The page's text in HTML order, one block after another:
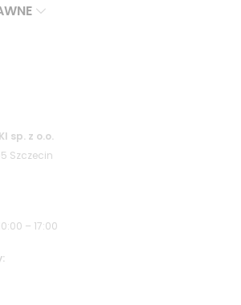
sp. z o.o.
Szczecin
– 17:00